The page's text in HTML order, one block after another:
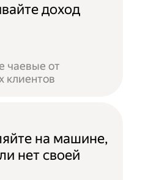
доход
чаевые от
клиентов
на машине,
нет своей